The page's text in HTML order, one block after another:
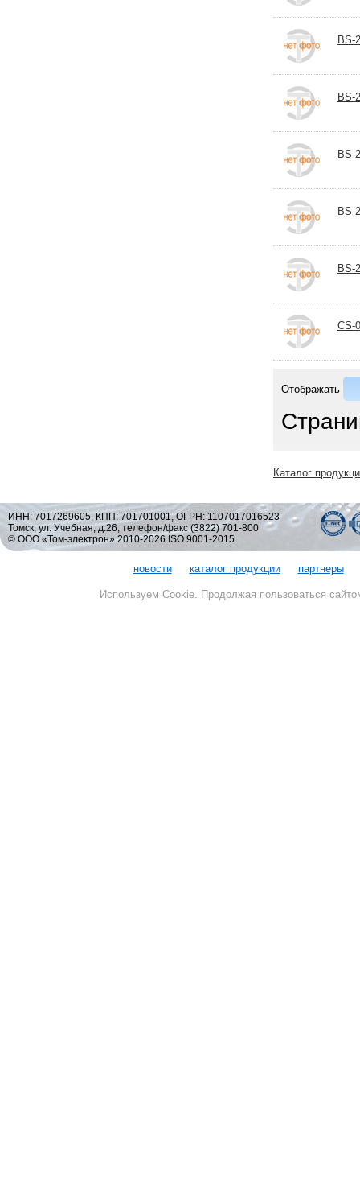
BS-
BS-
BS-
BS-
BS-
CS-
Отображать
Каталог
ИНН: 7017269605, КПП: 701701001, ОГРН: 1107017016523
Томск, ул. Учебная, д.26; телефон/факс (3822) 701-800
© ООО «Том-электрон» 2010-2026 ISO 9001-2015
новости каталог продукции партнеры
Используем Cookie. Продолжая пользоваться